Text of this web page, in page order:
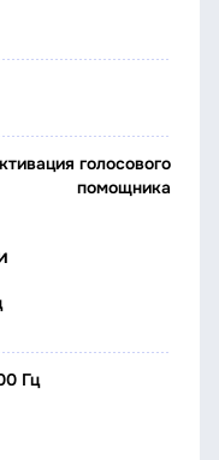
голосового
помощника
Гц